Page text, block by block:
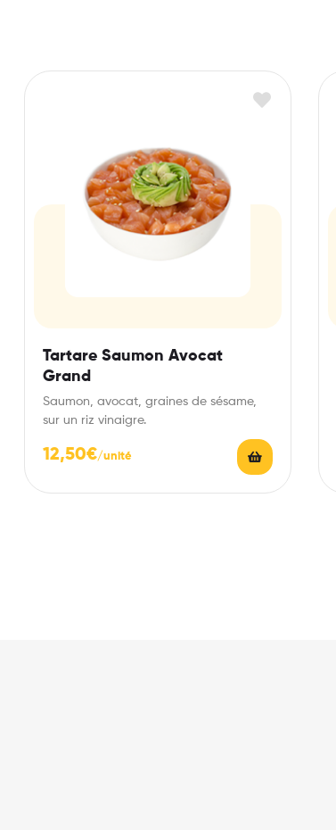
Tartare Saumon Avocat
Grand
Saumon, avocat, graines de sésame,
sur un riz vinaigre.
12,50€